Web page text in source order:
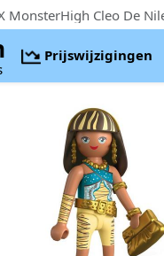
Prijswijzigingen